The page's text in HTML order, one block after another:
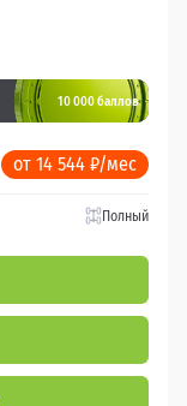
10 000 баллов
от 14 544 ₽/мес
Полный